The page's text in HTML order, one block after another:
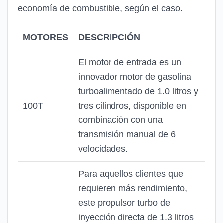
economía de combustible, según el caso.
MOTORES DESCRIPCIÓN
100T
El motor de entrada es un
innovador motor de gasolina
turboalimentado de 1.0 litros y
tres cilindros, disponible en
combinación con una
transmisión manual de 6
velocidades.
Para aquellos clientes que
requieren más rendimiento,
este propulsor turbo de
inyección directa de 1.3 litros